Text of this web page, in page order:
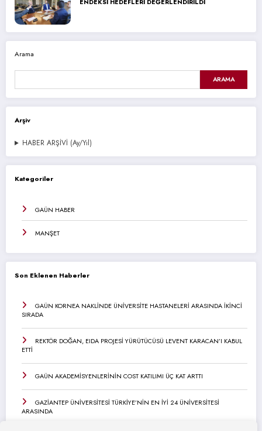
Arama
ARAMA
Arşiv
HABER ARŞİVİ (Ay/Yıl)
Kategoriler
GAÜN HABER
MANŞET
Son Eklenen Haberler
GAÜN KORNEA NAKLİNDE ÜNİVERSİTE HASTANELERİ ARASINDA İKİNCİ
SIRADA
REKTÖR DOĞAN, EIDA PROJESİ YÜRÜTÜCÜSÜ LEVENT KARACAN’I KABUL
ETTİ
GAÜN AKADEMİSYENLERİNİN COST KATILIMI ÜÇ KAT ARTTI
GAZİANTEP ÜNİVERSİTESİ TÜRKİYE’NİN EN İYİ 24 ÜNİVERSİTESİ
ARASINDA